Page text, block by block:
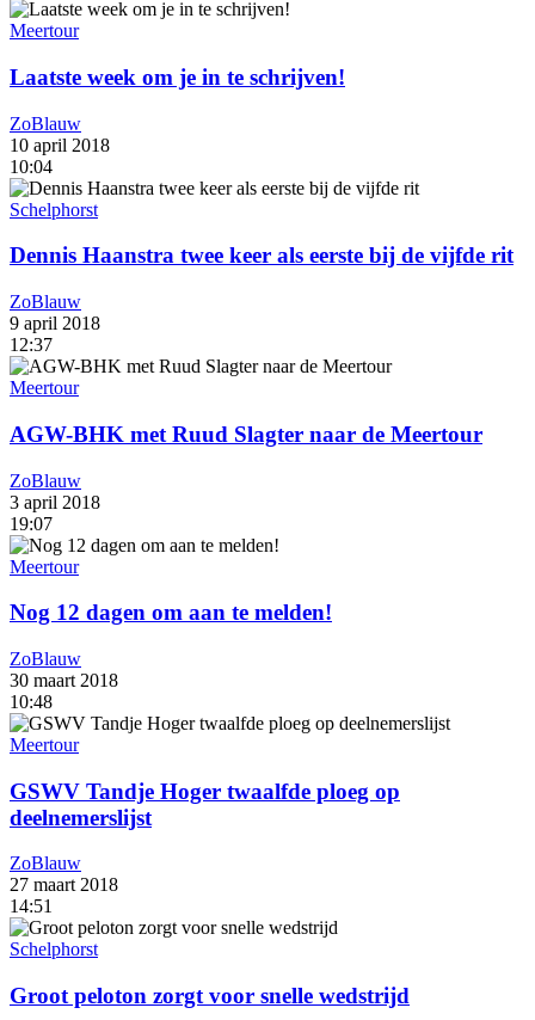
Meertour
Laatste week om je in te schrijven!
ZoBlauw
10 april 2018
10:04
Schelphorst
Dennis Haanstra twee keer als eerste bij de vijfde rit
ZoBlauw
9 april 2018
12:37
Meertour
AGW-BHK met Ruud Slagter naar de Meertour
ZoBlauw
3 april 2018
19:07
Meertour
Nog 12 dagen om aan te melden!
ZoBlauw
30 maart 2018
10:48
Meertour
GSWV Tandje Hoger twaalfde ploeg op
deelnemerslijst
ZoBlauw
27 maart 2018
14:51
Schelphorst
Groot peloton zorgt voor snelle wedstrijd